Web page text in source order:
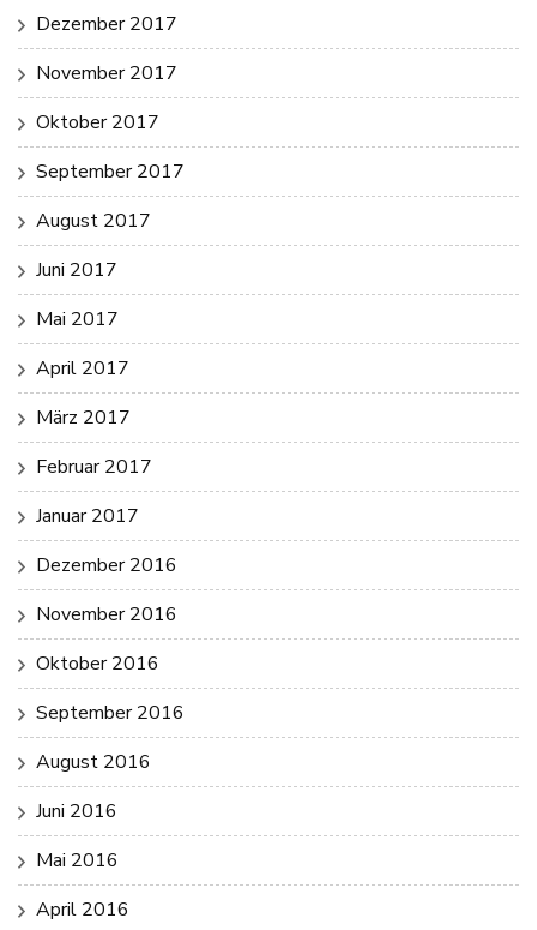
Dezember 2017
November 2017
Oktober 2017
September 2017
August 2017
Juni 2017
Mai 2017
April 2017
März 2017
Februar 2017
Januar 2017
Dezember 2016
November 2016
Oktober 2016
September 2016
August 2016
Juni 2016
Mai 2016
April 2016